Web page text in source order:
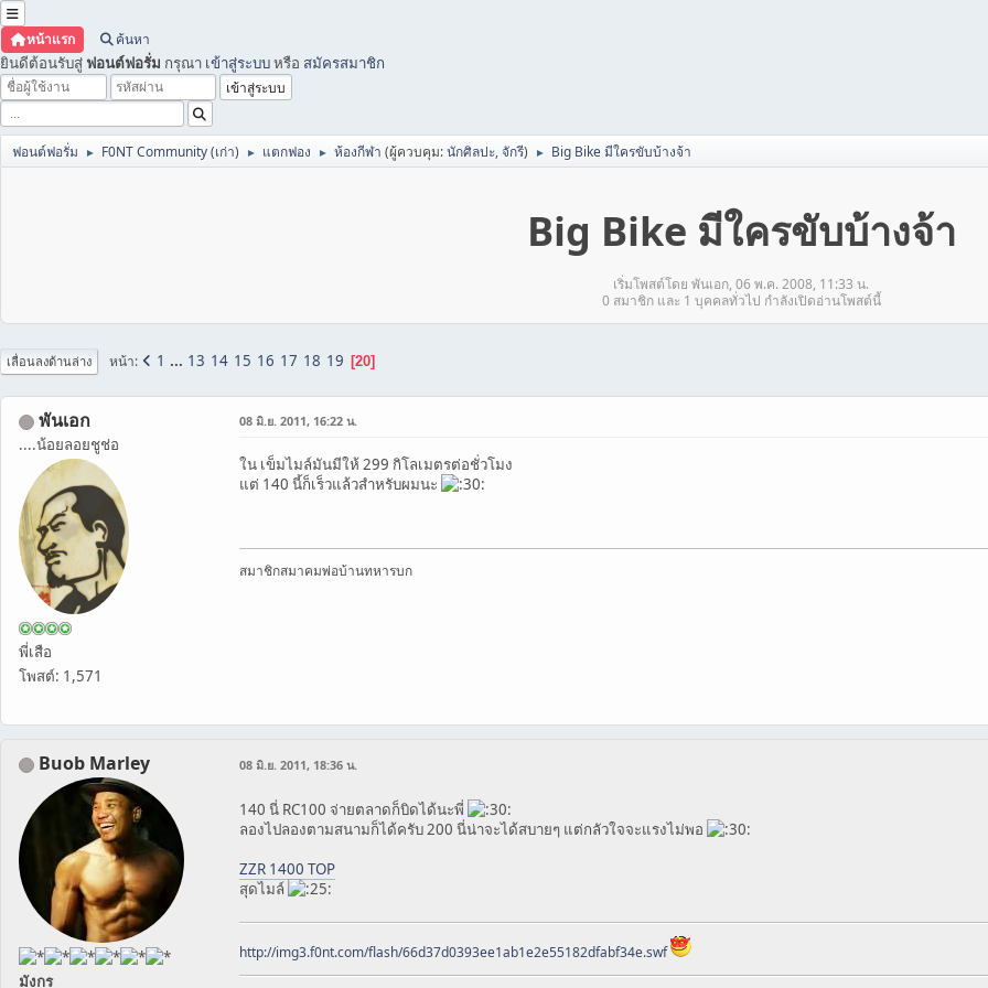
หน้าแรก ค้นหา
ยินดีต้อนรับสู่ ฟอนต์ฟอรั่ม กรุณา เข้าสู่ระบบหรือ สมัครสมาชิก
ฟอนต์ฟอรั่ม ► F0NT Community (เก่า) ► แตกฟอง ► ห้องกีฬา (ผู้ควบคุม:นักศิลปะ,จักรี) ► Big Bike มีใครขับบ้างจ้า
Big Bike มีใครขับบ้างจ้า
เริ่มโพสต์โดย พันเอก, 06 พ.ค. 2008, 11:33 น.
0 สมาชิก และ 1 บุคคลทั่วไป กำลังเปิดอ่านโพสต์นี้
เลื่อนลงด้านล่าง หน้า 1 ... 13 14 15 16 17 18 19 20
พันเอก
....น้อยลอยชูช่อ
พี่เสือ
โพสต์: 1,571
08 มิ.ย. 2011, 16:22 น.
ใน เข็มไมล์มันมีให้ 299 กิโลเมตรต่อชั่วโมง
แต่ 140 นี้ก็เร็วแล้วสำหรับผมนะ
สมาชิกสมาคมพ่อบ้านทหารบก
Buob Marley
มังกร
08 มิ.ย. 2011, 18:36 น.
140 นี่ RC100 จ่ายตลาดก็บิดได้นะพี่
ลองไปลองตามสนามก็ได้ครับ 200 นี่น่าจะได้สบายๆ แต่กลัวใจจะแรงไม่พอ
ZZR 1400 TOP
สุดไมล์
http://img3.f0nt.com/flash/66d37d0393ee1ab1e2e55182dfabf34e.swf